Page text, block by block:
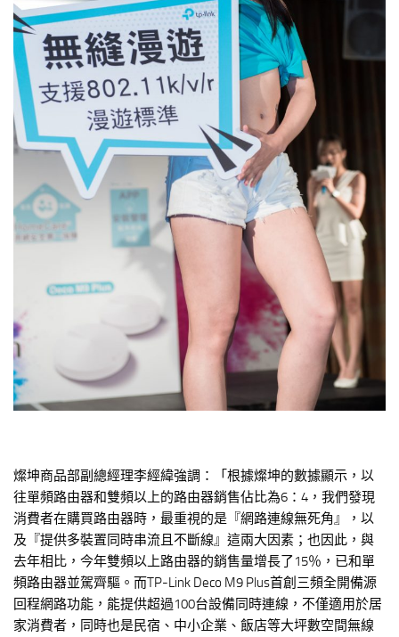
燦坤商品部副總經理李經緯強調：「根據燦坤的數據顯示，以
往單頻路由器和雙頻以上的路由器銷售佔比為6：4，我們發現
消費者在購買路由器時，最重視的是『網路連線無死角』，以
及『提供多裝置同時串流且不斷線』這兩大因素；也因此，與
去年相比，今年雙頻以上路由器的銷售量增長了15％，已和單
頻路由器並駕齊驅。而TP-Link Deco M9 Plus首創三頻全開備源
回程網路功能，能提供超過100台設備同時連線，不僅適用於居
家消費者，同時也是民宿、中小企業、飯店等大坪數空間無線